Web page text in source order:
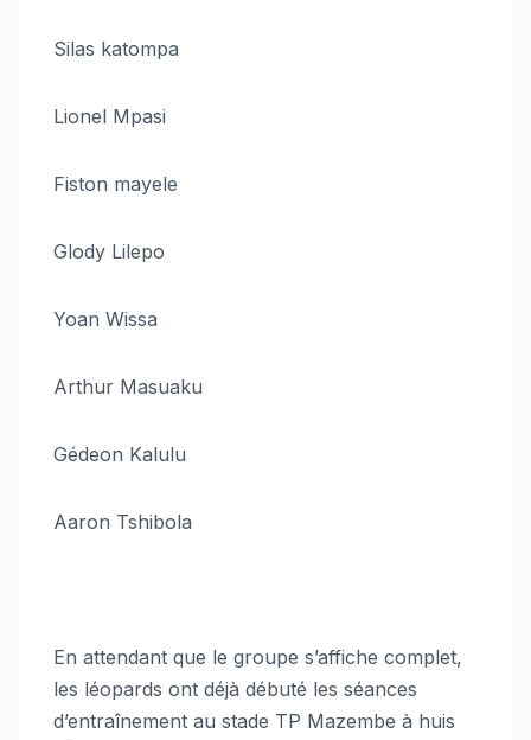
Silas katompa
Lionel Mpasi
Fiston mayele
Glody Lilepo
Yoan Wissa
Arthur Masuaku
Gédeon Kalulu
Aaron Tshibola
En attendant que le groupe s’affiche complet,
les léopards ont déjà débuté les séances
d’entraînement au stade TP Mazembe à huis